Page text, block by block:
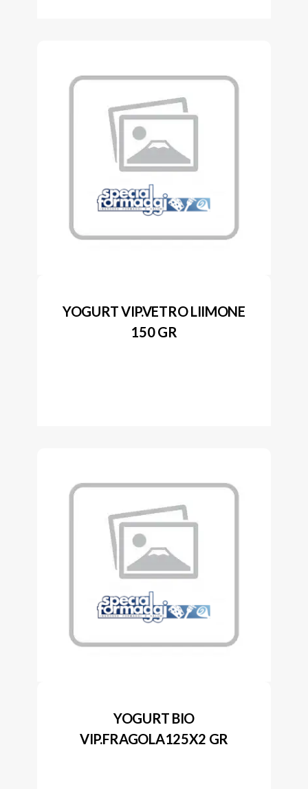
YOGURT VIP.VETRO LIIMONE
150 GR
YOGURT BIO
VIP.FRAGOLA125X2 GR